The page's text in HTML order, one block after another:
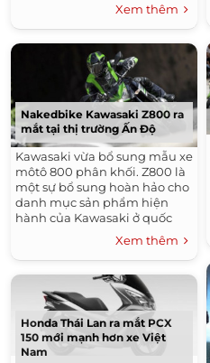
cho thị trường Trung Quốc,
BN600i giờ đây...
Xem thêm
Nakedbike Kawasaki Z800 ra
mắt tại thị trường Ấn Độ
Kawasaki vừa bổ sung mẫu xe
môtô 800 phân khối. Z800 là
một sự bổ sung hoàn hảo cho
danh mục sản phẩm hiện
hành của Kawasaki ở quốc
gia Nam Á. Xe được định vị
dưới Z1000, sử dụng động cơ
806 phân...
Xem thêm
Honda Thái Lan ra mắt PCX
150 mới mạnh hơn xe Việt
Nam